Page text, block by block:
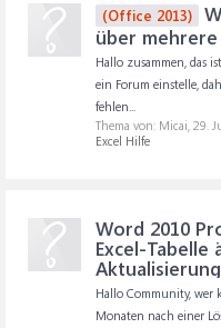
(Office 2013)
über
Hallo zusammen, das
ein Forum einstelle,
fehlen...
Thema von: Micai, 29.
Excel Hilfe
Word 2010
Excel-Tabelle
Aktualisierung
Hallo Community, wer
Monaten nach einer